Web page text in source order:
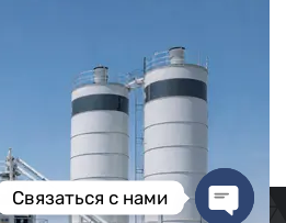
Связаться с нами